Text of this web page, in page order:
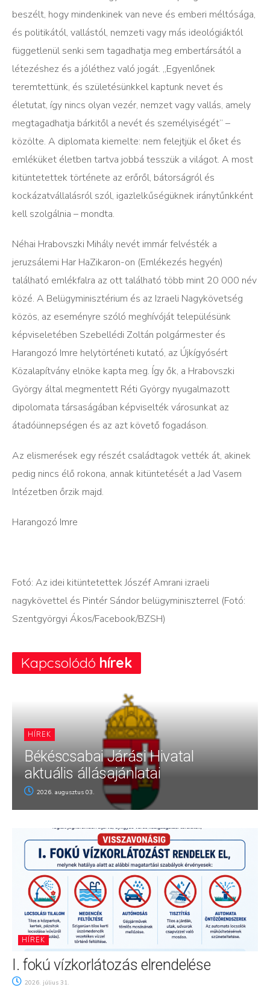
beszélt, hogy mindenkinek van neve és emberi méltósága,
és politikától, vallástól, nemzeti vagy más ideológiáktól
függetlenül senki sem tagadhatja meg embertársától a
létezéshez és a jóléthez való jogát. „Egyenlőnek
teremtettünk, és születésünkkel kaptunk nevet és
életutat, így nincs olyan vezér, nemzet vagy vallás, amely
megtagadhatja bárkitől a nevét és személyiségét” –
közölte. A diplomata kiemelte: nem felejtjük el őket és
emléküket életben tartva jobbá tesszük a világot. A most
kitüntetettek története az erőről, bátorságról és
kockázatvállalásról szól, igazlelkűségüknek iránytűnkként
kell szolgálnia – mondta.
Néhai Hrabovszki Mihály nevét immár felvésték a
jeruzsálemi Har HaZikaron-on (Emlékezés hegyén)
található emlékfalra az ott található több mint 20 000 név
közé. A Belügyminisztérium és az Izraeli Nagykövetség
közös, az eseményre szóló meghívóját településünk
képviseletében Szebellédi Zoltán polgármester és
Harangozó Imre helytörténeti kutató, az Újkígyósért
Közalapítvány elnöke kapta meg. Így ők, a Hrabovszki
György által megmentett Réti György nyugalmazott
dipolomata társaságában képviselték városunkat az
átadóünnepségen és az azt követő fogadáson.
Az elismerések egy részét családtagok vették át, akinek
pedig nincs élő rokona, annak kitüntetését a Jad Vasem
Intézetben őrzik majd.
Harangozó Imre
Fotó: Az idei kitüntetettek Jószéf Amrani izraeli
nagykövettel és Pintér Sándor belügyminiszterrel (Fotó:
Szentgyörgyi Ákos/Facebook/BZSH)
Kapcsolódó hírek
HÍREK
Békéscsabai Járási Hivatal
aktuális állásajánlatai
2026. augusztus 03.
HÍREK
I. fokú vízkorlátozás elrendelése
2026. július 31.